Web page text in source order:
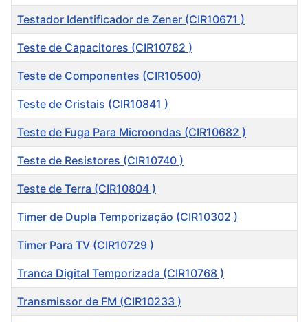
Testador Identificador de Zener (CIR10671 )
Teste de Capacitores (CIR10782 )
Teste de Componentes (CIR10500)
Teste de Cristais (CIR10841 )
Teste de Fuga Para Microondas (CIR10682 )
Teste de Resistores (CIR10740 )
Teste de Terra (CIR10804 )
Timer de Dupla Temporização (CIR10302 )
Timer Para TV (CIR10729 )
Tranca Digital Temporizada (CIR10768 )
Transmissor de FM (CIR10233 )